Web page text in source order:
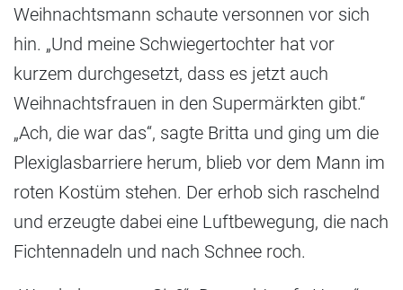
Weihnachtsmann schaute versonnen vor sich
hin. „Und meine Schwiegertochter hat vor
kurzem durchgesetzt, dass es jetzt auch
Weihnachtsfrauen in den Supermärkten gibt.“
„Ach, die war das“, sagte Britta und ging um die
Plexiglasbarriere herum, blieb vor dem Mann im
roten Kostüm stehen. Der erhob sich raschelnd
und erzeugte dabei eine Luftbewegung, die nach
Fichtennadeln und nach Schnee roch.